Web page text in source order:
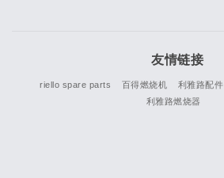
友情链接
riello spare parts 百得燃烧机 利雅路配件
利雅路燃烧器